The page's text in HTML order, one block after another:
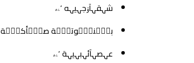
شہقہآۆجہيہه ‘ۦ،
بہۣۚنہۣۚوتہۣۚة صہۣۚأكہۣۚة
‏عہصہآئہبہیہة ‘ۦ،‏